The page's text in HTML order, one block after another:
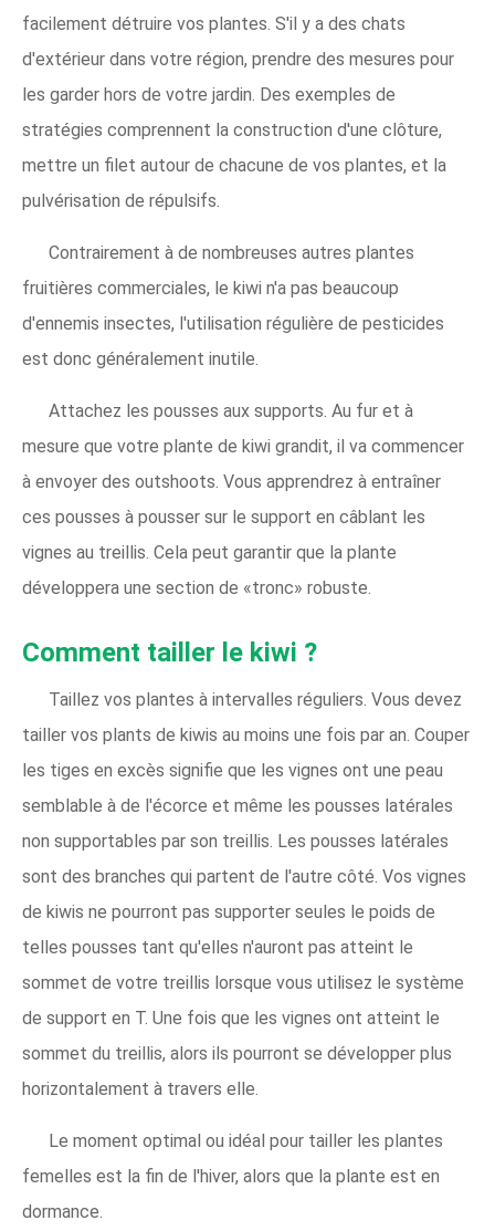
facilement détruire vos plantes. S'il y a des chats
d'extérieur dans votre région, prendre des mesures pour
les garder hors de votre jardin. Des exemples de
stratégies comprennent la construction d'une clôture,
mettre un filet autour de chacune de vos plantes, et la
pulvérisation de répulsifs.
Contrairement à de nombreuses autres plantes
fruitières commerciales, le kiwi n'a pas beaucoup
d'ennemis insectes, l'utilisation régulière de pesticides
est donc généralement inutile.
Attachez les pousses aux supports. Au fur et à
mesure que votre plante de kiwi grandit, il va commencer
à envoyer des outshoots. Vous apprendrez à entraîner
ces pousses à pousser sur le support en câblant les
vignes au treillis. Cela peut garantir que la plante
développera une section de «tronc» robuste.
Comment tailler le kiwi ?
Taillez vos plantes à intervalles réguliers. Vous devez
tailler vos plants de kiwis au moins une fois par an. Couper
les tiges en excès signifie que les vignes ont une peau
semblable à de l'écorce et même les pousses latérales
non supportables par son treillis. Les pousses latérales
sont des branches qui partent de l'autre côté. Vos vignes
de kiwis ne pourront pas supporter seules le poids de
telles pousses tant qu'elles n'auront pas atteint le
sommet de votre treillis lorsque vous utilisez le système
de support en T. Une fois que les vignes ont atteint le
sommet du treillis, alors ils pourront se développer plus
horizontalement à travers elle.
Le moment optimal ou idéal pour tailler les plantes
femelles est la fin de l'hiver, alors que la plante est en
dormance.